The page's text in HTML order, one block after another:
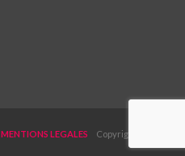
MENTIONS LEGALES Copyright © 2019